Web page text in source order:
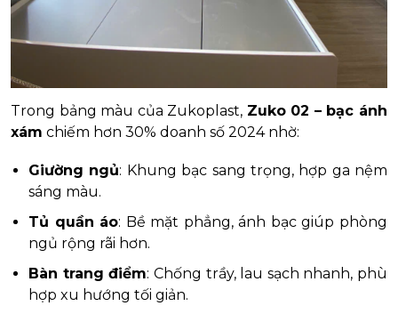
Trong bảng màu của Zukoplast, Zuko 02 – bạc ánh
xám chiếm hơn 30% doanh số 2024 nhờ:
Giường ngủ: Khung bạc sang trọng, hợp ga nệm
sáng màu.
Tủ quần áo: Bề mặt phẳng, ánh bạc giúp phòng
ngủ rộng rãi hơn.
Bàn trang điểm: Chống trầy, lau sạch nhanh, phù
hợp xu hướng tối giản.